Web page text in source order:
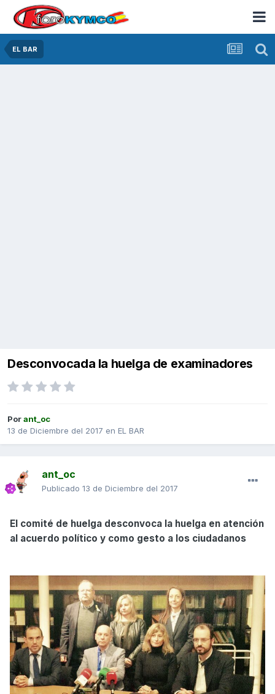
EL BAR
Desconvocada la huelga de examinadores
Porant_oc
13 de Diciembre del 2017 en EL BAR
ant_oc
Publicado 13 de Diciembre del 2017
El comité de huelga desconvoca la huelga en atención
al acuerdo político y como gesto a los ciudadanos